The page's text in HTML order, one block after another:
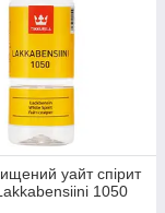
уайт спірит
1050